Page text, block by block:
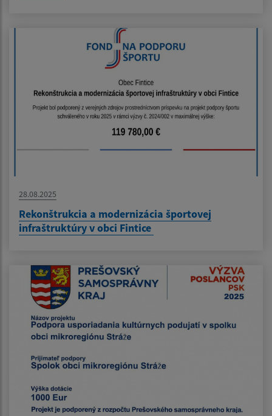
28.08.2025
Rekonštrukcia a modernizácia športovej
infraštruktúry v obci Fintice